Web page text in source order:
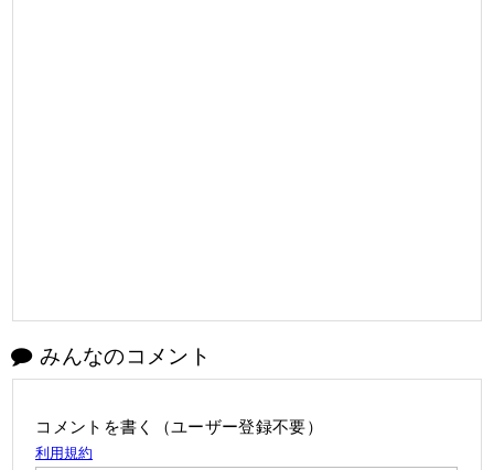
みんなのコメント
コメントを書く（ユーザー登録不要）